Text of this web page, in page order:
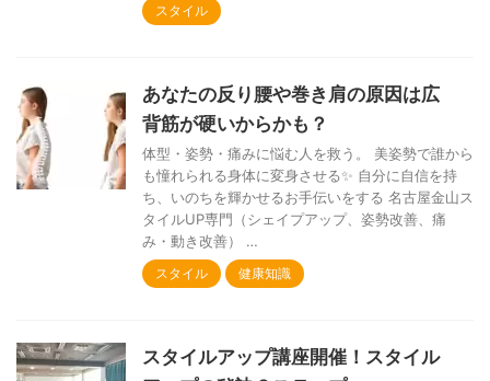
スタイル
あなたの反り腰や巻き肩の原因は広
背筋が硬いからかも？
体型・姿勢・痛みに悩む人を救う。 美姿勢で誰から
も憧れられる身体に変身させる✨ 自分に自信を持
ち、いのちを輝かせるお手伝いをする 名古屋金山ス
タイルUP専門（シェイプアップ、姿勢改善、痛
み・動き改善） …
スタイル 健康知識
スタイルアップ講座開催！スタイル